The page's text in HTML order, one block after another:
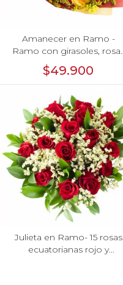
Amanecer en Ramo -
Ramo con girasoles, rosas
rojo e hypericum
$49.900
Julieta en Ramo- 15 rosas
ecuatorianas rojo y